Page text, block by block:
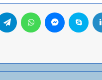
لينكدإن سكايب ماسنجر واتساب